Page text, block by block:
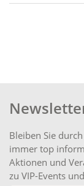
Bleiben Sie
immer top
Aktionen und
zu VIP-Events